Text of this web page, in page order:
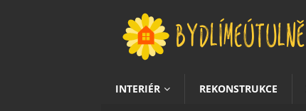
INTERIÉR REKONSTRUKCE